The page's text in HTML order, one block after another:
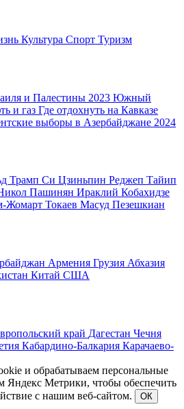
Культура Спорт Туризм
и Палестины 2023 Южный
и газ Где отдохнуть на Кавказе
выборы в Азербайджане 2024
Трамп Си Цзиньпин Реджеп Тайип
Пашинян Ираклий Кобахидзе
Жомарт Токаев Масуд Пезешкиан
Армения Грузия Абхазия
Китай США
край Дагестан Чечня
Кабардино-Балкария Карачаево-
и обрабатываем персональные
Яндекс Метрики, чтобы обеспечить
с нашим веб-сайтом.
ОК